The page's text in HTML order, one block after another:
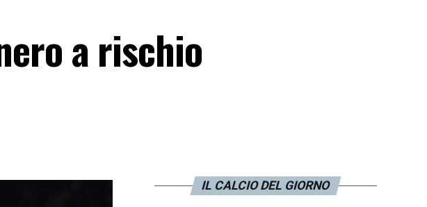
a rischio
IL CALCIO DEL GIORNO